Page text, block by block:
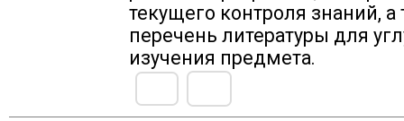
текущего контроля знаний, а
перечень литературы для
изучения предмета.